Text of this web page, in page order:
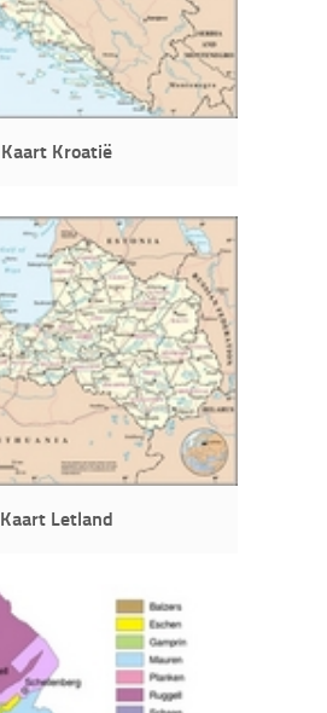
Kaart Kroatië
Kaart Letland